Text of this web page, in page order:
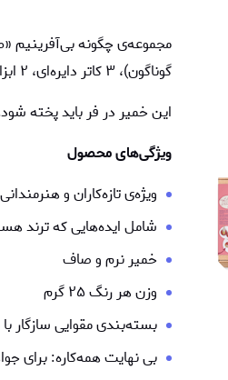
گوناگون)، ۳ کاتر دایره‌ای، ۲ ابزار شکل‌دهی، برگ آموزش گام به گام، و بروشور فیمو تقدیم می‌شود.
این خمیر در فر باید پخته
ویژگی‌های محصول
ویژه‌ی تازه‌کاران و
شامل ایده‌هایی که ترند
خمیر نرم و صاف
وزن هر رنگ ۲۵ گرم
بسته‌بندی مقوایی سازگار
بی نهایت همه‌کاره: برای